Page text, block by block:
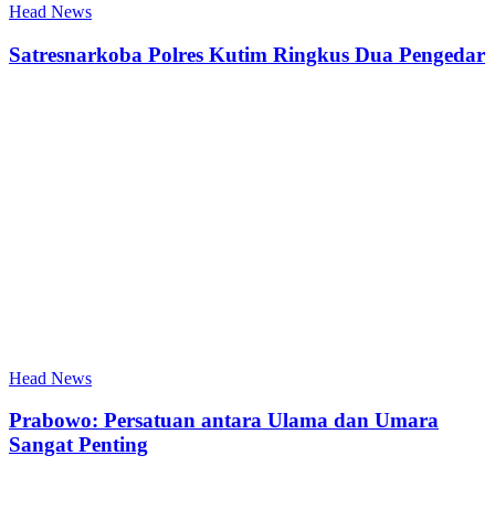
Head News
Satresnarkoba Polres Kutim Ringkus Dua Pengedar
Head News
Prabowo: Persatuan antara Ulama dan Umara
Sangat Penting